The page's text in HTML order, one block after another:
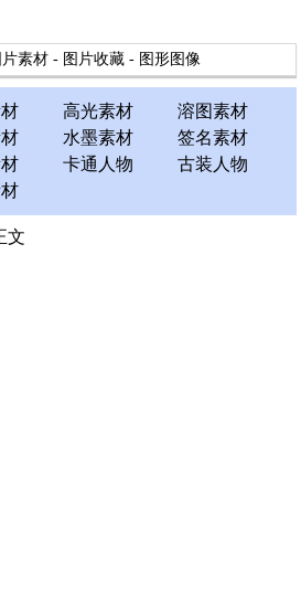
片素材 - 图片收藏 - 图形图像
高光素材
溶图素材
水墨素材
签名素材
卡通人物
古装人物
文